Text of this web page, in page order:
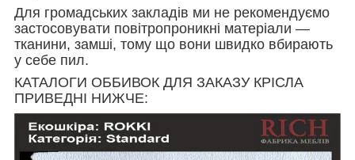
Для громадських закладів ми не рекомендуємо
застосовувати повітропроникні матеріали —
тканини, замші, тому що вони швидко вбирають
у себе пил.
КАТАЛОГИ ОББИВОК ДЛЯ ЗАКАЗУ КРІСЛА
ПРИВЕДНІ НИЖЧЕ: